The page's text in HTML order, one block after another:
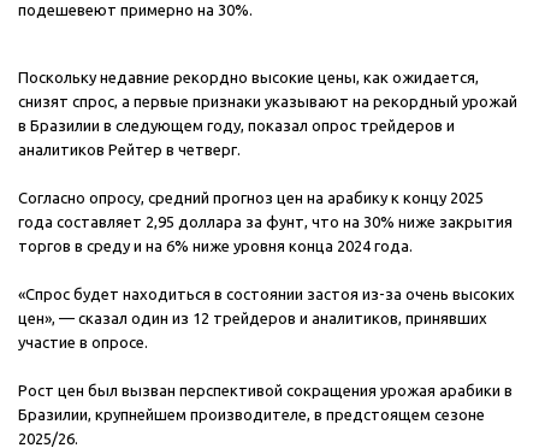
подешевеют примерно на 30%.
Поскольку недавние рекордно высокие цены, как ожидается,
снизят спрос, а первые признаки указывают на рекордный урожай
в Бразилии в следующем году, показал опрос трейдеров и
аналитиков Рейтер в четверг.
Согласно опросу, средний прогноз цен на арабику к концу 2025
года составляет 2,95 доллара за фунт, что на 30% ниже закрытия
торгов в среду и на 6% ниже уровня конца 2024 года.
«Спрос будет находиться в состоянии застоя из-за очень высоких
цен», — сказал один из 12 трейдеров и аналитиков, принявших
участие в опросе.
Рост цен был вызван перспективой сокращения урожая арабики в
Бразилии, крупнейшем производителе, в предстоящем сезоне
2025/26.